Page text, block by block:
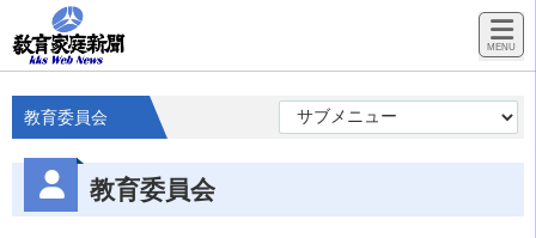
教育委員会
教育委員会